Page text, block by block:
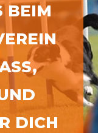
BEIM
B
T
U